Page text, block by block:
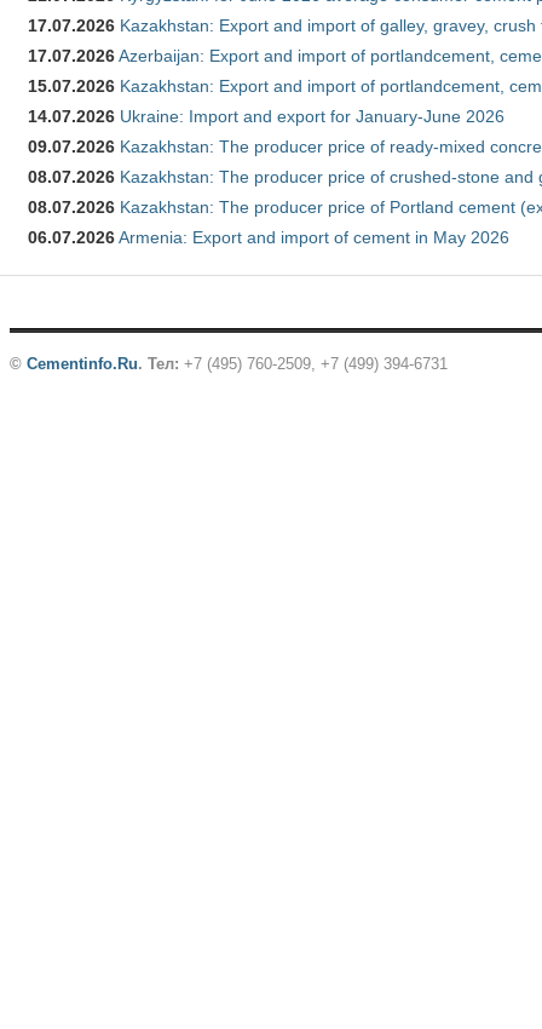
17.07.2026 Kazakhstan: Export and import of galley, gravey,
17.07.2026Azerbaijan: Export and import of portlandcement,
15.07.2026 Kazakhstan: Export and import of portlandcement,
14.07.2026 Ukraine: Import and export for January-June 2026
09.07.2026 Kazakhstan: The producer price of ready-mixed
08.07.2026 Kazakhstan: The producer price of crushed-stone and
08.07.2026 Kazakhstan: The producer price of Portland cement
06.07.2026Armenia: Export and import of cement in May 2026
© Cementinfo.Ru. Тел: +7 (495) 760-2509, +7 (499) 394-6731